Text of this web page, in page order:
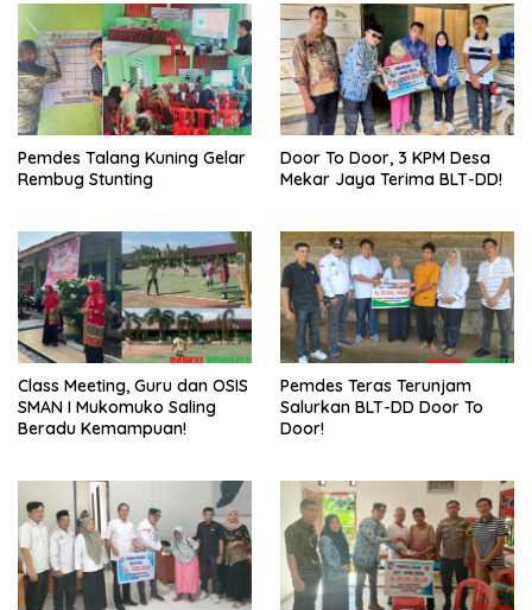
Pemdes Talang Kuning Gelar
Rembug Stunting
Door To Door, 3 KPM Desa
Mekar Jaya Terima BLT-DD!
Class Meeting, Guru dan OSIS
SMAN I Mukomuko Saling
Beradu Kemampuan!
Pemdes Teras Terunjam
Salurkan BLT-DD Door To
Door!